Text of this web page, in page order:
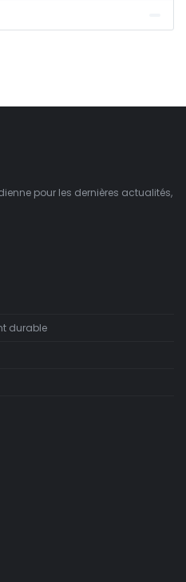
pour les dernières actualités,
durable